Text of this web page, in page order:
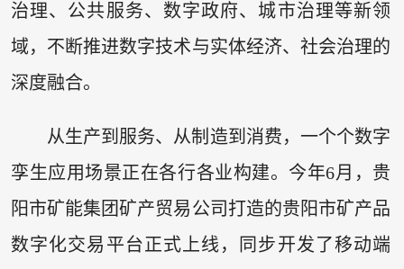
治理、公共服务、数字政府、城市治理等新领
域，不断推进数字技术与实体经济、社会治理的
深度融合。
从生产到服务、从制造到消费，一个个数字
孪生应用场景正在各行各业构建。今年6月，贵
阳市矿能集团矿产贸易公司打造的贵阳市矿产品
数字化交易平台正式上线，同步开发了移动端